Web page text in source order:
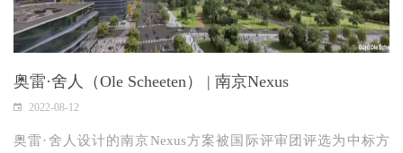
奥雷·舍人（Ole Scheeten） | 南京Nexus
2022-08-12
奥雷·舍人设计的南京Nexus方案被国际评审团评选为中标方